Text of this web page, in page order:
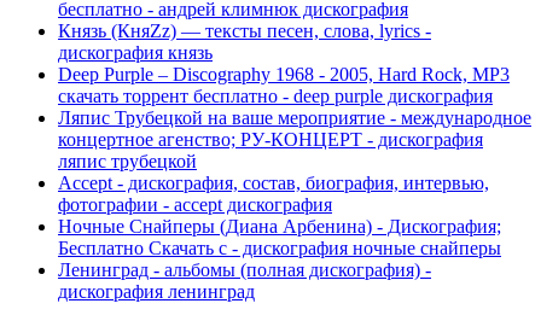
бесплатно - андрей климнюк дискография
Князь (КняZz) — тексты песен, слова, lyrics -
дискография князь
Deep Purple – Discography 1968 - 2005, Hard Rock, MP3
скачать торрент бесплатно - deep purple дискография
Ляпис Трубецкой на ваше мероприятие - международное
концертное агенство; РУ-КОНЦЕРТ - дискография
ляпис трубецкой
Accept - дискография, состав, биография, интервью,
фотографии - accept дискография
Ночные Снайперы (Диана Арбенина) - Дискография;
Бесплатно Скачать с - дискография ночные снайперы
Ленинград - альбомы (полная дискография) -
дискография ленинград